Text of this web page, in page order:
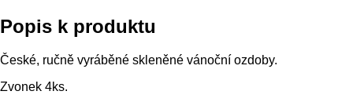
Popis k produktu
České, ručně vyráběné skleněné vánoční ozdoby.
Zvonek 4ks.